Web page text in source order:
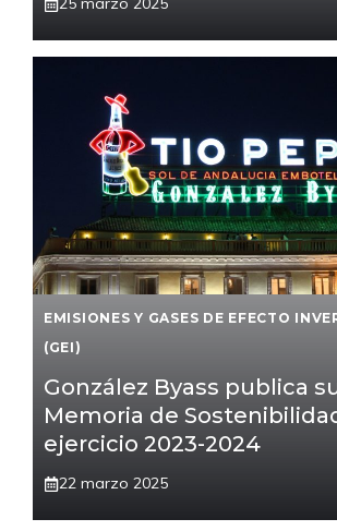
EMISIONES Y GASES DE EFECTO
(GEI)
González Byass publica
Memoria de
ejercicio 2023-2024
22 marzo 2025